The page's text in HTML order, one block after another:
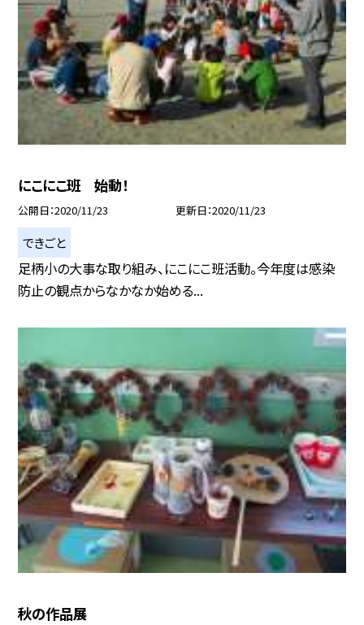
にこにこ班 始動！
公開日 2020/11/23 更新日 2020/11/23
できごと
足柄小の大事な取り組み、にこにこ班活動。今年度は感染
防止の観点からなかなか始める...
秋の作品展